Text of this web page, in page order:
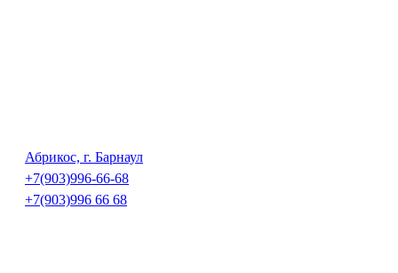
Абрикос, г. Барнаул
+7(903)996-66-68
+7(903)996 66 68